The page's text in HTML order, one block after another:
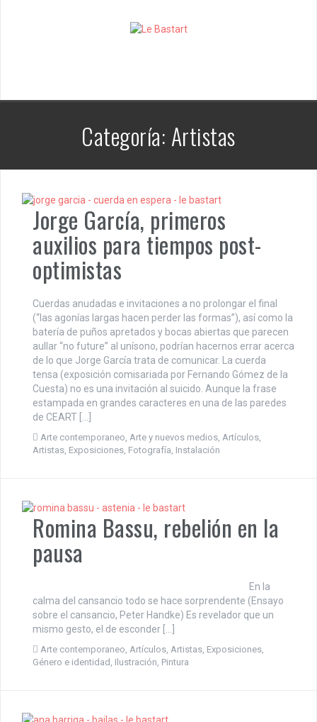
Categoría: Artistas
Jorge García, primeros
auxilios para tiempos post-
optimistas
Cuerdas anudadas e invitaciones a no prolongar el final
(“las agonías largas hacen perder las formas”), así como la
batería de puños apretados y bocas abiertas que parecen
aullar “no future” al unísono, podrían hacernos errar acerca
de lo que Jorge García trata de comunicar. La cuerda
tensa (exposición comisariada por Fernando Gómez de la
Cuesta) no es una invitación al suicido. Aunque la frase
estampada en grandes caracteres en una de las paredes
de CEART […]
Arte contemporaneo Arte y nuevos medios Artículos
Artistas Exposiciones Fotografía Instalación
Romina Bassu, rebelión en la
pausa
En la
calma del cansancio todo se hace sorprendente (Ensayo
sobre el cansancio, Peter Handke) Es revelador que un
mismo gesto, el de esconder […]
Arte contemporaneo Artículos Artistas Exposiciones
Género e identidad Ilustración Pintura